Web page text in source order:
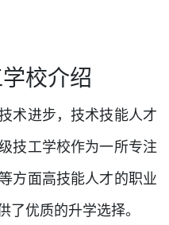
校介绍
术进步，技术技能人才
技工学校作为一所专注
方面高技能人才的职业
了优质的升学选择。